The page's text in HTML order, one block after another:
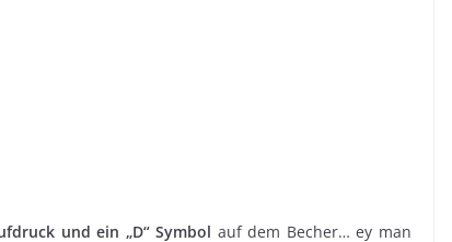
und ein „D“ Symbol auf dem Becher… ey man